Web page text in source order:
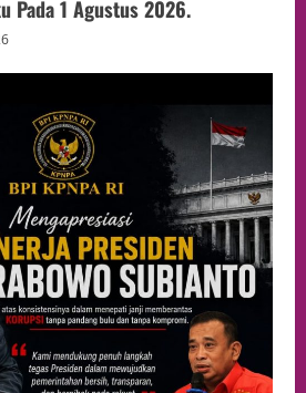
Pada 1 Agustus 2026.